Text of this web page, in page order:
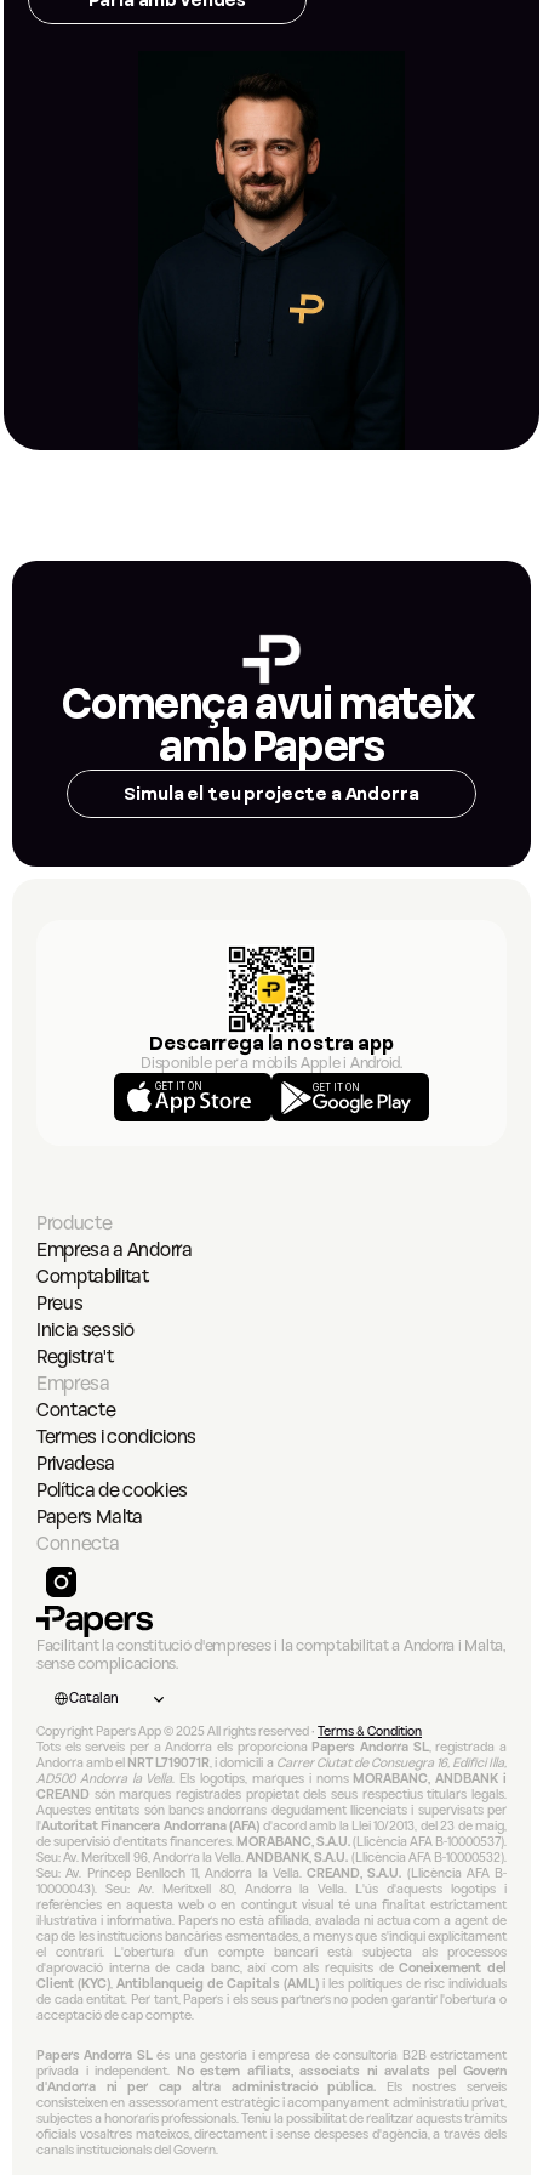
Comença avui mateix
amb Papers
Simula el teu projecte a Andorra
Descarrega la nostra app
Disponible per a mòbils Apple i Android.
GET IT ON GET IT ON
Facilitant la constitució d'empreses i la comptabilitat a Andorra i Malta,
sense complicacions.
Catalan
Copyright Papers App © 2025 All rights reserved • Terms & Condition
Producte
Empresa a Andorra
Comptabilitat
Preus
Inicia sessió
Registra't
Empresa
Contacte
Termes i condicions
Privadesa
Política de cookies
Papers Malta
Connecta
Tots els serveis per a Andorra els proporciona Papers Andorra SL, registrada a
Andorra amb el NRT L719071R, i domicili a Carrer Ciutat de Consuegra 16, Edifici Illa,
AD500 Andorra la Vella. Els logotips, marques i noms MORABANC, ANDBANK i
CREAND són marques registrades propietat dels seus respectius titulars legals.
Aquestes entitats són bancs andorrans degudament llicenciats i supervisats per
l'Autoritat Financera Andorrana (AFA) d'acord amb la Llei 10/2013, del 23 de maig,
de supervisió d'entitats financeres. MORABANC, S.A.U. (Llicència AFA B-10000537).
Seu: Av. Meritxell 96, Andorra la Vella. ANDBANK, S.A.U. (Llicència AFA B-10000532).
Seu: Av. Príncep Benlloch 11, Andorra la Vella. CREAND, S.A.U. (Llicència AFA B-
10000043). Seu: Av. Meritxell 80, Andorra la Vella. L'ús d'aquests logotips i
referències en aquesta web o en contingut visual té una finalitat estrictament
il·lustrativa i informativa. Papers no està afiliada, avalada ni actua com a agent de
cap de les institucions bancàries esmentades, a menys que s'indiqui explícitament
el contrari. L'obertura d'un compte bancari està subjecta als processos
d'aprovació interna de cada banc, així com als requisits de Coneixement del
Client (KYC), Antiblanqueig de Capitals (AML) i les polítiques de risc individuals
de cada entitat. Per tant, Papers i els seus partners no poden garantir l'obertura o
acceptació de cap compte.
Papers Andorra SL és una gestoria i empresa de consultoria B2B estrictament
privada i independent. No estem afiliats, associats ni avalats pel Govern
d'Andorra ni per cap altra administració pública. Els nostres serveis
consisteixen en assessorament estratègic i acompanyament administratiu privat,
subjectes a honoraris professionals. Teniu la possibilitat de realitzar aquests tràmits
oficials vosaltres mateixos, directament i sense despeses d'agència, a través dels
canals institucionals del Govern.